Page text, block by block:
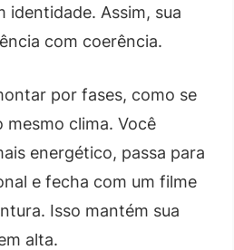
identidade. Assim, sua
com coerência.
por fases, como se
clima. Você
energético, passa para
e fecha com um filme
Isso mantém sua
alta.